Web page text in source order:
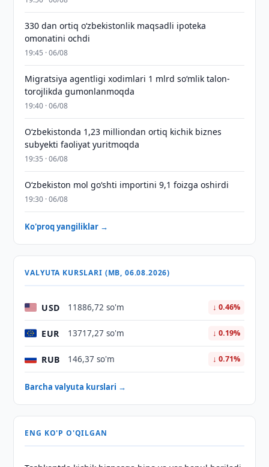
330 dan ortiq o‘zbekistonlik maqsadli ipoteka
omonatini ochdi
19:45 · 06/08
Migratsiya agentligi xodimlari 1 mlrd so‘mlik talon-
torojlikda gumonlanmoqda
19:40 · 06/08
O‘zbekistonda 1,23 milliondan ortiq kichik biznes
subyekti faoliyat yuritmoqda
19:35 · 06/08
O‘zbekiston mol go‘shti importini 9,1 foizga oshirdi
19:30 · 06/08
Ko'proq yangiliklar →
VALYUTA KURSLARI (MB, 06.08.2026)
USD 11886,72 so'm ↓ 0.46%
EUR 13717,27 so'm ↓ 0.19%
RUB 146,37 so'm ↓ 0.71%
Barcha valyuta kurslari →
ENG KO'P O'QILGAN